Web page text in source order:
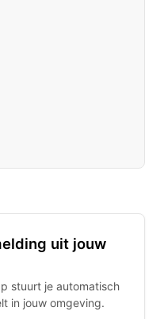
uit jouw
stuurt je automatisch
in jouw omgeving.